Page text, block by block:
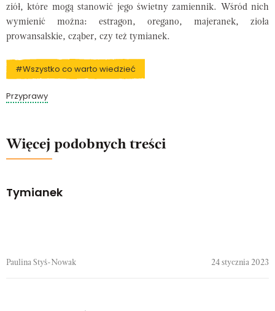
ziół, które mogą stanowić jego świetny zamiennik. Wśród nich
wymienić można: estragon, oregano, majeranek, zioła
prowansalskie, cząber, czy też tymianek.
#Wszystko co warto wiedzieć
Przyprawy
Więcej podobnych treści
Tymianek
Paulina Styś-Nowak 24 stycznia 2023